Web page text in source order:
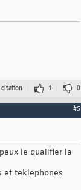
citation 1 0
#5
le qualifier la
et teklephones